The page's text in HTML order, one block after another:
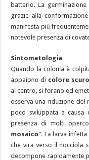
batterio. La
grazie alla
manifesta più
notevole presenza di
Sintomatologia
Quando la colonia è
appaiono di colore scuro
al centro, si forano ed
osserva una riduzione del
poco sviluppata a causa
presenza di molti
mosaico“. La larva
che vira verso il nocciola
decompone rapidamente